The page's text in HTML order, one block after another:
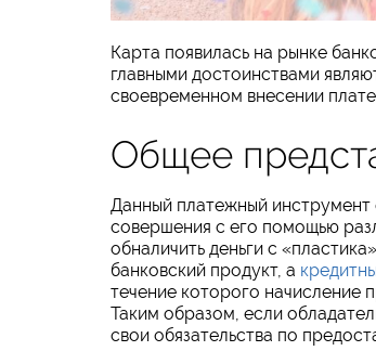
Карта появилась на рынке
главными достоинствами
своевременном внесении
Общее
Данный платежный инструмент
совершения с его помощью
обналичить деньги с
банковский продукт, а
течение которого начисление
Таким образом, если
свои обязательства по